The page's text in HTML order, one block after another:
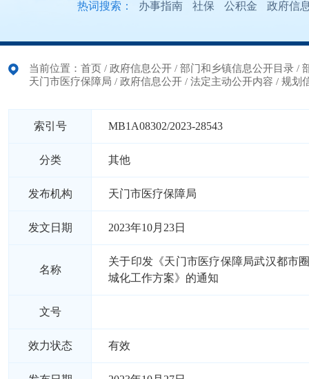
热词搜索： 办事指南 社保 公积金 政府信
当前位置： 首页 / 政府信息公开 / 部门和乡镇信息公开目录 /
天门市医疗保障局 / 政府信息公开 / 法定主动公开内容 / 规划
索引号 MB1A08302/2023-28543
分类 其他
发布机构 天门市医疗保障局
发文日期 2023年10月23日
名称
关于印发《天门市医疗保障局武汉都市
城化工作方案》的通知
文号
效力状态 有效